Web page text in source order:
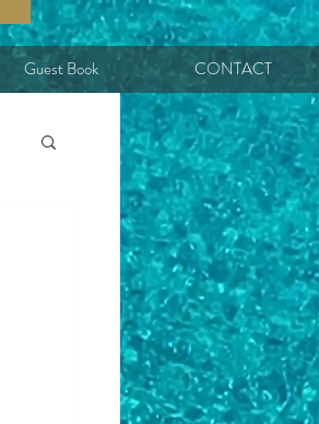
Guest Book CONTACT